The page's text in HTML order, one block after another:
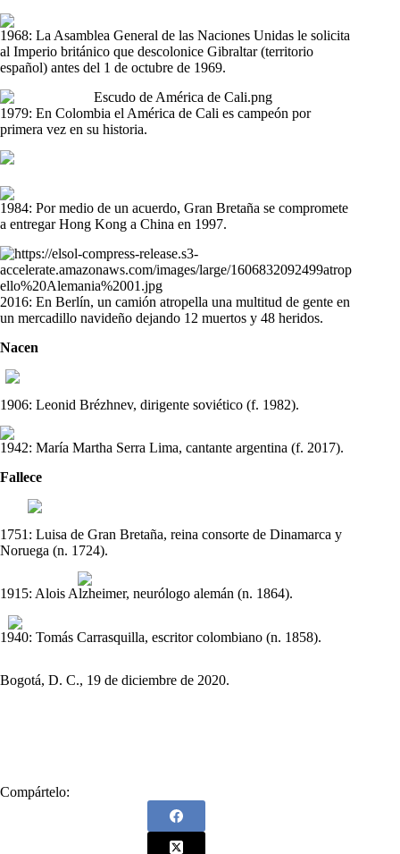
1968: La Asamblea General de las Naciones Unidas le solicita
al Imperio británico que descolonice Gibraltar (territorio
español) antes del 1 de octubre de 1969.
1979: En Colombia el América de Cali es campeón por
primera vez en su historia.
1984: Por medio de un acuerdo, Gran Bretaña se compromete
a entregar Hong Kong a China en 1997.
2016: En Berlín, un camión atropella una multitud de gente en
un mercadillo navideño dejando 12 muertos y 48 heridos.
Nacen
1906: Leonid Brézhnev, dirigente soviético (f. 1982).
1942: María Martha Serra Lima, cantante argentina (f. 2017).
Fallece
1751: Luisa de Gran Bretaña, reina consorte de Dinamarca y
Noruega (n. 1724).
1915: Alois Alzheimer, neurólogo alemán (n. 1864).
1940: Tomás Carrasquilla, escritor colombiano (n. 1858).
Bogotá, D. C., 19 de diciembre de 2020.
Compártelo: